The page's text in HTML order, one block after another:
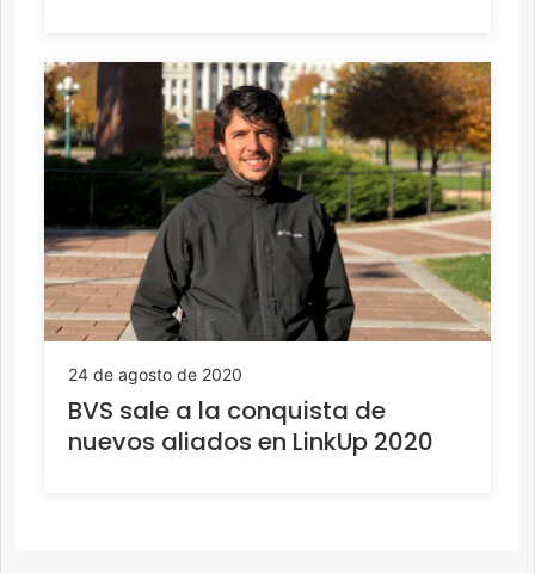
24 de agosto de 2020
BVS sale a la conquista de
nuevos aliados en LinkUp 2020